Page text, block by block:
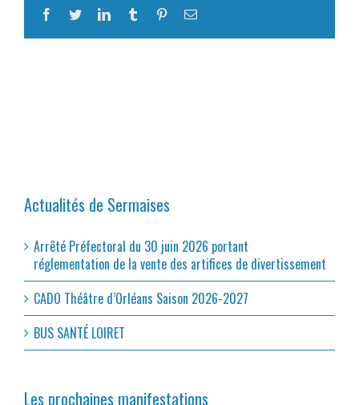
Facebook
TwitterLinkedInTumblr PinterestEmail
Actualités de Sermaises
Arrêté Préfectoral du 30 juin 2026 portant
réglementation de la vente des artifices de divertissement
CADO Théâtre d’Orléans Saison 2026-2027
BUS SANTÉ LOIRET
Les prochaines manifestations